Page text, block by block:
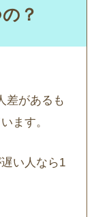
？
差があるも
ます。
い人なら1